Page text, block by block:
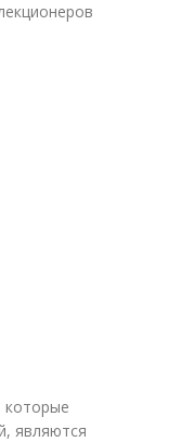
которые
являются